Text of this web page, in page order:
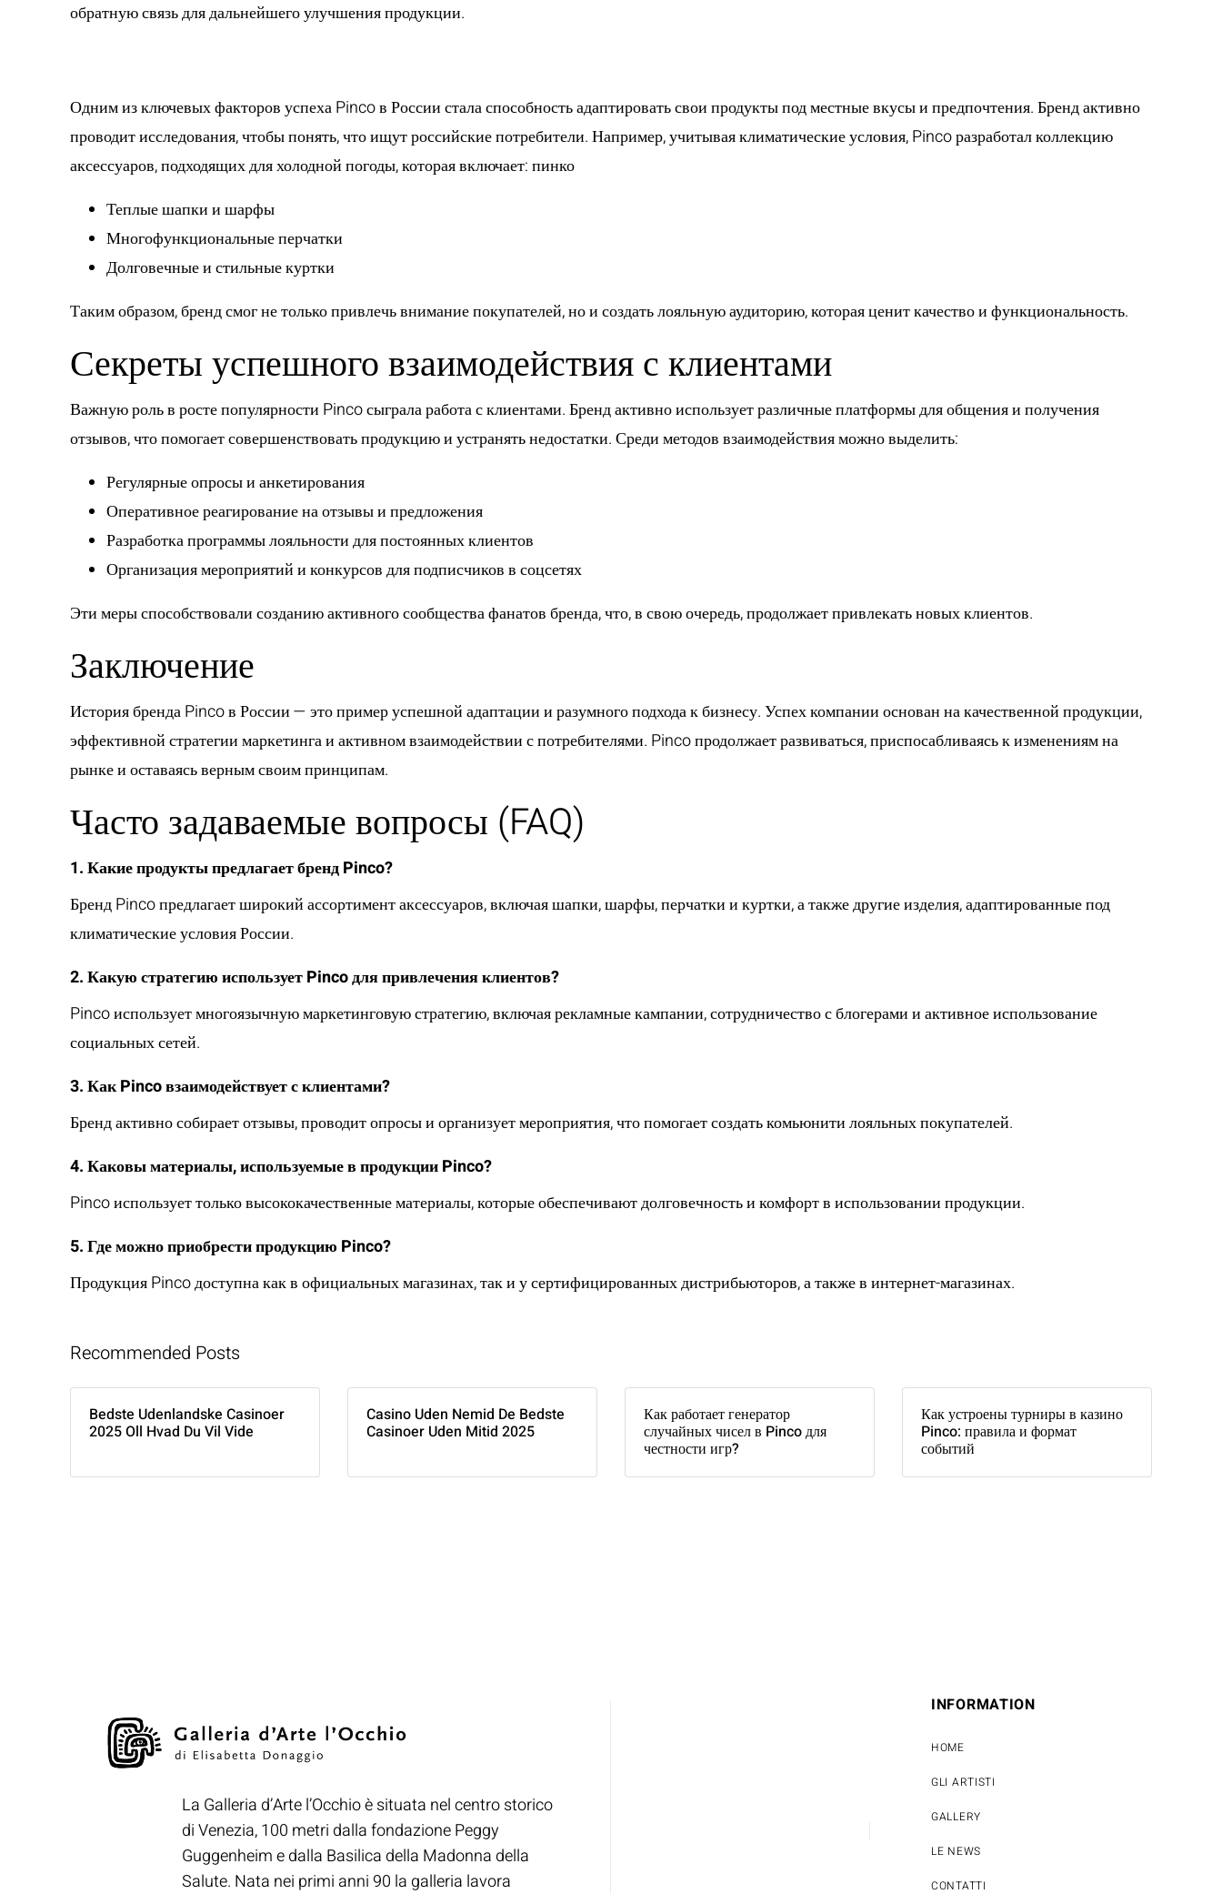
обратную связь для дальнейшего улучшения продукции.
Одним из ключевых факторов успеха Pinco в России стала способность адаптировать свои продукты под местные вкусы и предпочтения. Бренд активно
проводит исследования, чтобы понять, что ищут российские потребители. Например, учитывая климатические условия, Pinco разработал коллекцию
аксессуаров, подходящих для холодной погоды, которая включает:пинко
Теплые шапки и шарфы
Многофункциональные перчатки
Долговечные и стильные куртки
Таким образом, бренд смог не только привлечь внимание покупателей, но и создать лояльную аудиторию, которая ценит качество и функциональность.
Секреты успешного взаимодействия с клиентами
Важную роль в росте популярности Pinco сыграла работа с клиентами. Бренд активно использует различные платформы для общения и получения
отзывов, что помогает совершенствовать продукцию и устранять недостатки. Среди методов взаимодействия можно выделить:
Регулярные опросы и анкетирования
Оперативное реагирование на отзывы и предложения
Разработка программы лояльности для постоянных клиентов
Организация мероприятий и конкурсов для подписчиков в соцсетях
Эти меры способствовали созданию активного сообщества фанатов бренда, что, в свою очередь, продолжает привлекать новых клиентов.
Заключение
История бренда Pinco в России — это пример успешной адаптации и разумного подхода к бизнесу. Успех компании основан на качественной продукции,
эффективной стратегии маркетинга и активном взаимодействии с потребителями. Pinco продолжает развиваться, приспосабливаясь к изменениям на
рынке и оставаясь верным своим принципам.
Часто задаваемые вопросы (FAQ)
1. Какие продукты предлагает бренд Pinco?
Бренд Pinco предлагает широкий ассортимент аксессуаров, включая шапки, шарфы, перчатки и куртки, а также другие изделия, адаптированные под
климатические условия России.
2. Какую стратегию использует Pinco для привлечения клиентов?
Pinco использует многоязычную маркетинговую стратегию, включая рекламные кампании, сотрудничество с блогерами и активное использование
социальных сетей.
3. Как Pinco взаимодействует с клиентами?
Бренд активно собирает отзывы, проводит опросы и организует мероприятия, что помогает создать комьюнити лояльных покупателей.
4. Каковы материалы, используемые в продукции Pinco?
Pinco использует только высококачественные материалы, которые обеспечивают долговечность и комфорт в использовании продукции.
5. Где можно приобрести продукцию Pinco?
Продукция Pinco доступна как в официальных магазинах, так и у сертифицированных дистрибьюторов, а также в интернет-магазинах.
Recommended Posts
Bedste Udenlandske Casinoer
2025 Oll Hvad Du Vil Vide
Casino Uden Nemid De Bedste
Casinoer Uden Mitid 2025
Как работает генератор
случайных чисел в Pinco для
честности игр?
Как устроены турниры в казино
Pinco: правила и формат
событий
La Galleria d’Arte l’Occhio è situata nel centro storico
di Venezia, 100 metri dalla fondazione Peggy
Guggenheim e dalla Basilica della Madonna della
Salute. Nata nei primi anni 90 la galleria lavora
INFORMATION
HOME
GLI ARTISTI
GALLERY
LE NEWS
CONTATTI